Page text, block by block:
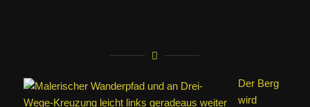
Der Berg
wird